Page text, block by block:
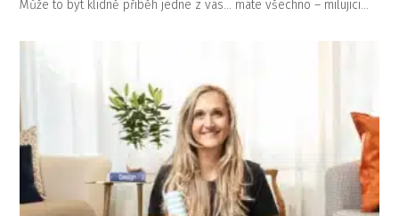
Může to být klidně příběh jedné z vás… máte všechno – milující…